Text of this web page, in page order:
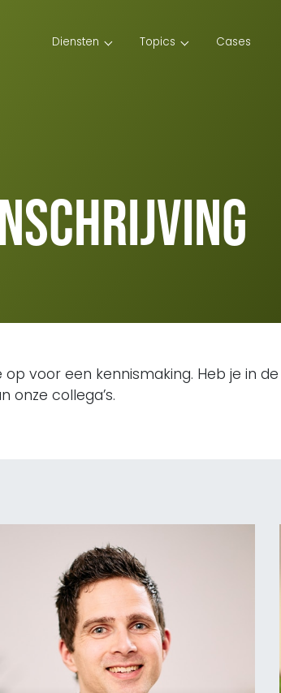
Diensten Topics Cases
voor een kennismaking. Heb je in
collega’s.